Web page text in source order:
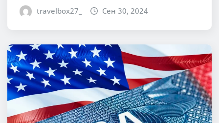
travelbox27_ Сен 30, 2024